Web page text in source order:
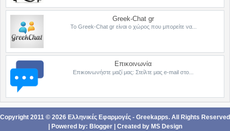
Greek-Chat gr
Το Greek-Chat gr είναι ο χώρος που μπορείτε να...
Επικοινωνία
Επικοινωνήστε μαζί μας: Στείλτε μας e-mail στο...
Copyright 2011 © 2026 Ελληνικές Εφαρμογές - Greekapps. All Rights Reserved
| Powered by: Blogger| Created by MS Design